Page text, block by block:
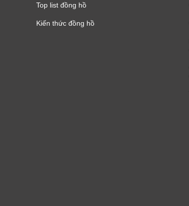
Top list đồng hồ
Kiến thức đồng hồ